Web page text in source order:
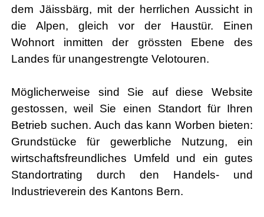
dem Jäissbärg, mit der herrlichen Aussicht in
die Alpen, gleich vor der Haustür. Einen
Wohnort inmitten der grössten Ebene des
Landes für unangestrengte Velotouren.
Möglicherweise sind Sie auf diese Website
gestossen, weil Sie einen Standort für Ihren
Betrieb suchen. Auch das kann Worben bieten:
Grundstücke für gewerbliche Nutzung, ein
wirtschaftsfreundliches Umfeld und ein gutes
Standortrating durch den Handels- und
Industrieverein des Kantons Bern.